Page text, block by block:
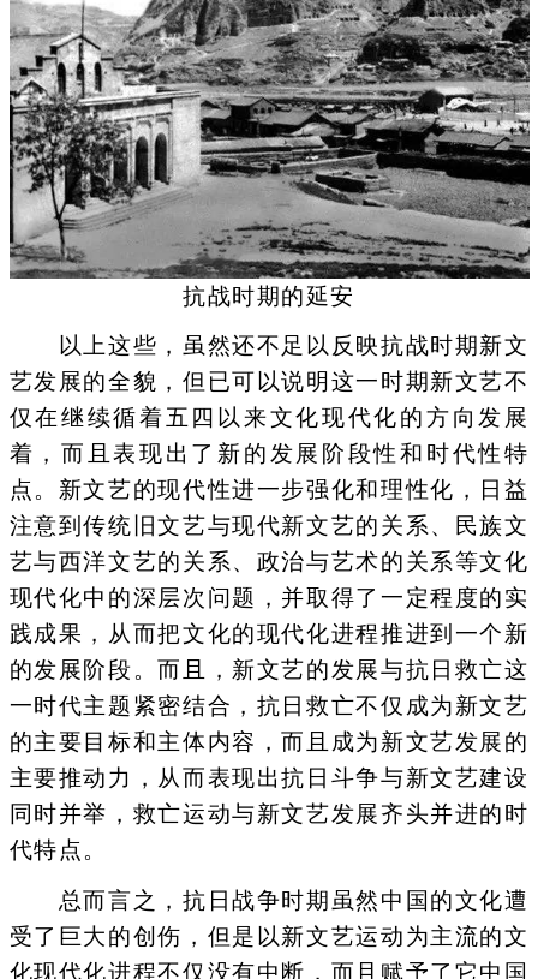
抗战时期的延安
以上这些，虽然还不足以反映抗战时期新文
艺发展的全貌，但已可以说明这一时期新文艺不
仅在继续循着五四以来文化现代化的方向发展
着，而且表现出了新的发展阶段性和时代性特
点。新文艺的现代性进一步强化和理性化，日益
注意到传统旧文艺与现代新文艺的关系、民族文
艺与西洋文艺的关系、政治与艺术的关系等文化
现代化中的深层次问题，并取得了一定程度的实
践成果，从而把文化的现代化进程推进到一个新
的发展阶段。而且，新文艺的发展与抗日救亡这
一时代主题紧密结合，抗日救亡不仅成为新文艺
的主要目标和主体内容，而且成为新文艺发展的
主要推动力，从而表现出抗日斗争与新文艺建设
同时并举，救亡运动与新文艺发展齐头并进的时
代特点。
总而言之，抗日战争时期虽然中国的文化遭
受了巨大的创伤，但是以新文艺运动为主流的文
化现代化进程不仅没有中断，而且赋予了它中国